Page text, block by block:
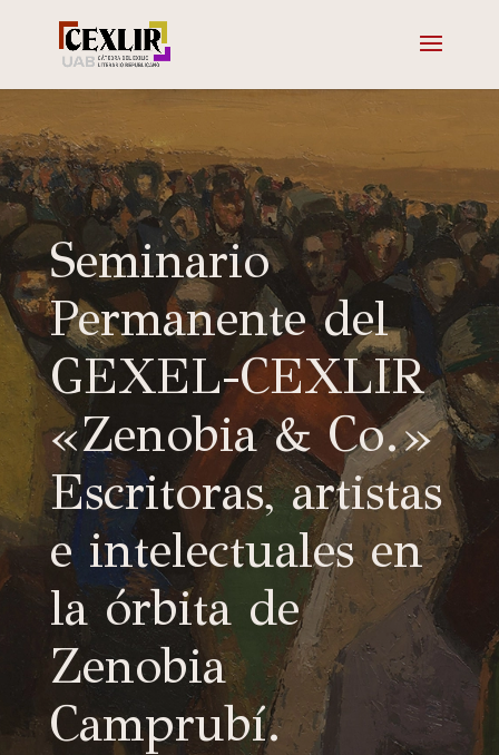
Seminario
Permanente del
GEXEL-CEXLIR
«Zenobia & Co.»
Escritoras, artistas
e intelectuales en
la órbita de
Zenobia
Camprubí.